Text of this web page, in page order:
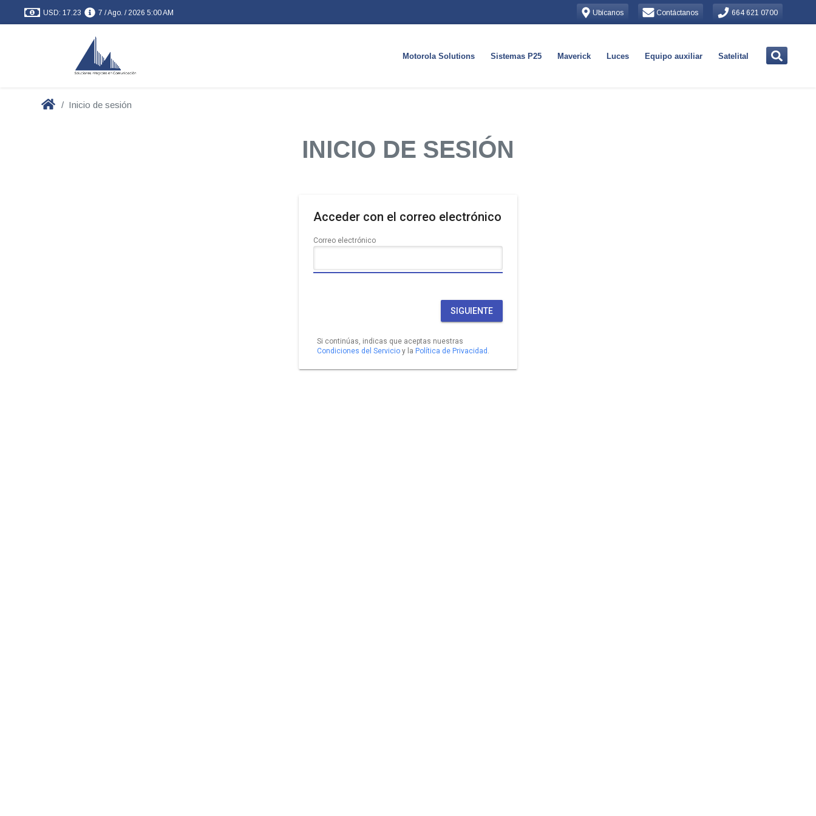
USD: 17.23 7 / Ago. / 2026 5:00 AM Ubícanos Contáctanos 664 621 0700
Motorola Solutions Sistemas P25 Maverick Luces Equipo auxiliar Satelital
Inicio de sesión
INICIO DE SESIÓN
Acceder con el correo electrónico
Correo electrónico
SIGUIENTE
Si continúas, indicas que aceptas nuestras
Condiciones del Servicio y la Política de Privacidad .